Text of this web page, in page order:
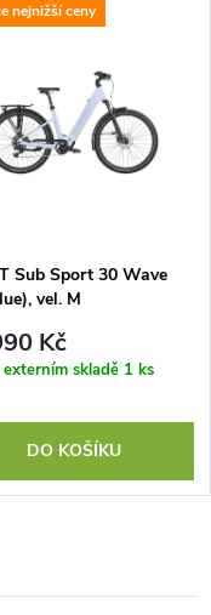
nejnižší ceny
Sub Sport 30 Wave
vel. M
Kč
externím skladě 1 ks
DO KOŠÍKU